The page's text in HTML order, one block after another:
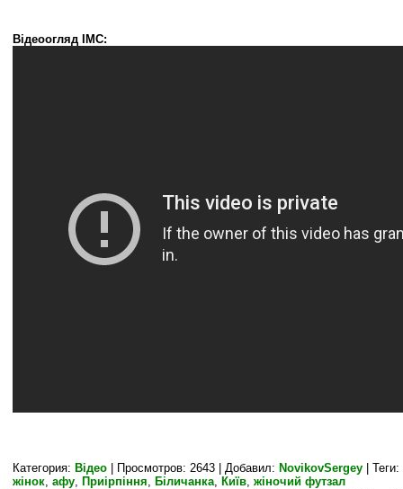
Відеоогляд ІМС:
Категория: Відео | Просмотров: 2643 | Добавил: NovikovSergey | Теги:
жінок афу Приірпіння Біличанка Київ жіночий футзал